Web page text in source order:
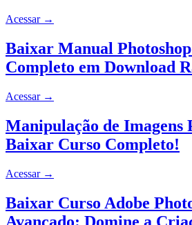
Acessar →
Baixar Manual
Completo em Download
Acessar →
Manipulação de Imagens
Baixar Curso Completo!
Acessar →
Baixar Curso Adobe
Avançado: Domine a